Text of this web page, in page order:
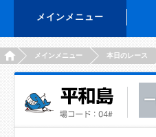
メインメニュー
HOMEメインメニュー 本日のレース